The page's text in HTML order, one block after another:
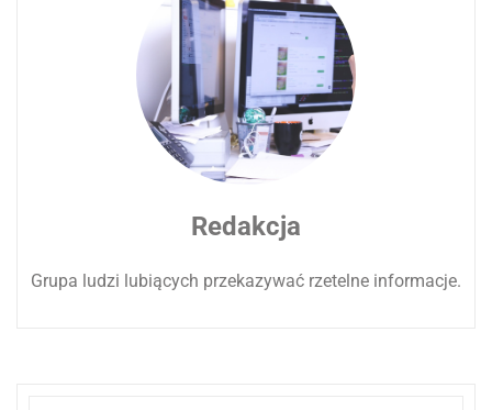
Redakcja
Grupa ludzi lubiących przekazywać rzetelne informacje.